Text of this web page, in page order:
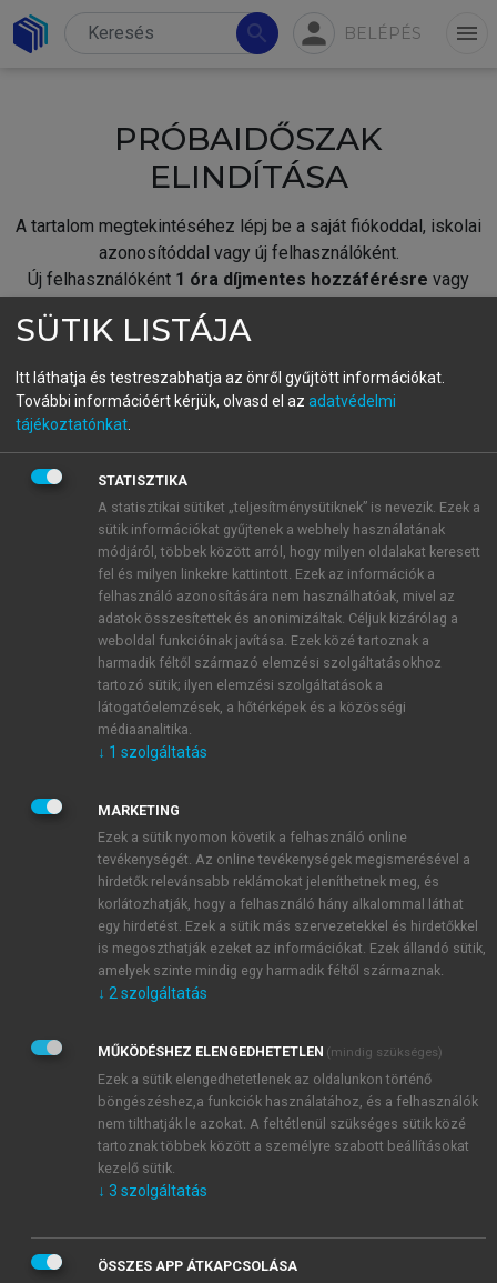
search person BELÉPÉS menu
PRÓBAIDŐSZAK
ELINDÍTÁSA
A tartalom megtekintéséhez lépj be a saját fiókoddal, iskolai
azonosítóddal vagy új felhasználóként.
Új felhasználóként 1 óra díjmentes hozzáférésre vagy
fiókoddal,vagy hozz létre új fiókot.
A regisztráció után apróbaidőszakautomatikusan
BELÉPÉS SAJÁT FIÓKKAL
ÚJ FIÓK LÉTREHOZÁSA
1 óra díjmentes hozzáférés
E-MAIL-CÍM
JELSZÓ
JELSZÓ ÚJRA
Kérek értesítést a MeRSZ újdonságairól, akcióiról.
Kérek értesítést az Akadémiai Kiadó Zrt. újdonságairól,
Adatkezelési tájékoztatóbanfoglaltakat tudomásul
veszem és elfogadom.
Általános vásárlási feltételeket, valamint a szotar.netés a
mersz.huoldalak licencszerződéseiben foglaltakat
tudomásul veszem és elfogadom.
KIPRÓBÁLOM
SÜTIK LISTÁJA
Itt láthatja és testreszabhatja az önről gyűjtött információkat.
További információért kérjük, olvasd el az adatvédelmi
tájékoztatónkat
STATISZTIKA
A statisztikai sütiket „teljesítménysütiknek” is nevezik. Ezek a
sütik információkat gyűjtenek a webhely használatának
módjáról, többek között arról, hogy milyen oldalakat keresett
fel és milyen linkekre kattintott. Ezek az információk a
felhasználó azonosítására nem használhatóak, mivel az
adatok összesítettek és anonimizáltak. Céljuk kizárólag a
weboldal funkcióinak javítása. Ezek közé tartoznak a
harmadik féltől származó elemzési szolgáltatásokhoz
tartozó sütik; ilyen elemzési szolgáltatások a
látogatóelemzések, a hőtérképek és a közösségi
médiaanalitika.
↓ 1 szolgáltatás
MARKETING
Ezek a sütik nyomon követik a felhasználó online
tevékenységét. Az online tevékenységek megismerésével a
hirdetők relevánsabb reklámokat jeleníthetnek meg, és
korlátozhatják, hogy a felhasználó hány alkalommal láthat
egy hirdetést. Ezek a sütik más szervezetekkel és hirdetőkkel
is megoszthatják ezeket az információkat. Ezek állandó sütik,
amelyek szinte mindig egy harmadik féltől származnak.
↓ 2 szolgáltatás
MŰKÖDÉSHEZ ELENGEDHETETLEN (mindig szükséges)
Ezek a sütik elengedhetetlenek az oldalunkon történő
böngészéshez,a funkciók használatához, és a felhasználók
nem tilthatják le azokat. A feltétlenül szükséges sütik közé
tartoznak többek között a személyre szabott beállításokat
kezelő sütik.
↓ 3 szolgáltatás
ÖSSZES APP ÁTKAPCSOLÁSA